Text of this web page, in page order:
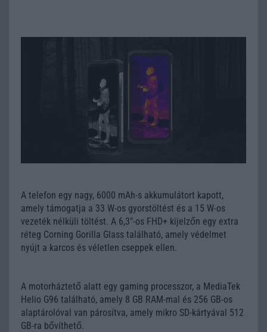
A telefon egy nagy, 6000 mAh-s akkumulátort kapott,
amely támogatja a 33 W-os gyorstöltést és a 15 W-os
vezeték nélküli töltést. A 6,3"-os FHD+ kijelzőn egy extra
réteg Corning Gorilla Glass található, amely védelmet
nyújt a karcos és véletlen cseppek ellen.
A motorháztető alatt egy gaming processzor, a MediaTek
Helio G96 található, amely 8 GB RAM-mal és 256 GB-os
alaptárolóval van párosítva, amely mikro SD-kártyával 512
GB-ra bővíthető.